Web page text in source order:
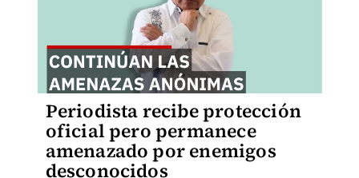
Periodista recibe protección
oficial pero permanece
amenazado por enemigos
desconocidos